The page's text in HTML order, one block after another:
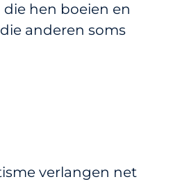
hen boeien en
anderen soms
verlangen net